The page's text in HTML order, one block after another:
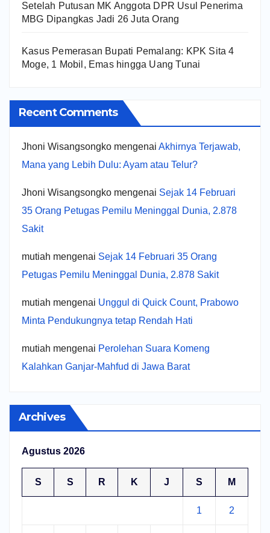
Setelah Putusan MK Anggota DPR Usul Penerima
MBG Dipangkas Jadi 26 Juta Orang
Kasus Pemerasan Bupati Pemalang: KPK Sita 4
Moge, 1 Mobil, Emas hingga Uang Tunai
Recent Comments
Jhoni Wisangsongko mengenai Akhirnya Terjawab,
Mana yang Lebih Dulu: Ayam atau Telur?
Jhoni Wisangsongko mengenai Sejak 14 Februari
35 Orang Petugas Pemilu Meninggal Dunia, 2.878
Sakit
mutiah mengenai Sejak 14 Februari 35 Orang
Petugas Pemilu Meninggal Dunia, 2.878 Sakit
mutiah mengenai Unggul di Quick Count, Prabowo
Minta Pendukungnya tetap Rendah Hati
mutiah mengenai Perolehan Suara Komeng
Kalahkan Ganjar-Mahfud di Jawa Barat
Archives
Agustus 2026
S S R K J S M
1 2